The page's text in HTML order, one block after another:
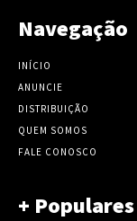
Navegação
INÍCIO
ANUNCIE
DISTRIBUIÇÃO
QUEM SOMOS
FALE CONOSCO
+ Populares